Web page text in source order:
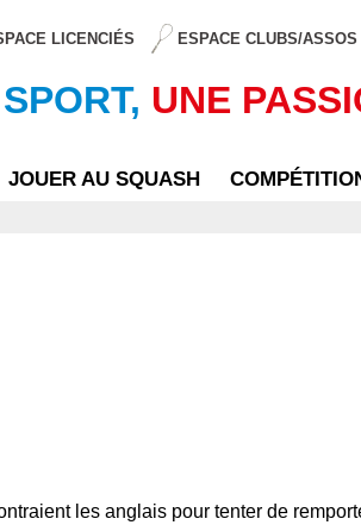
LICENCIÉS ESPACE CLUBS/ASSOS
UNE
JOUER AU SQUASH
les anglais pour tenter de